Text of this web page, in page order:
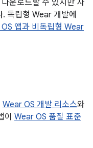
운로드할 수 있지만 사
독립형 Wear 개발에
앱과 비독립형 Wear
Wear OS 개발 리소스와
이 Wear OS 품질 표준